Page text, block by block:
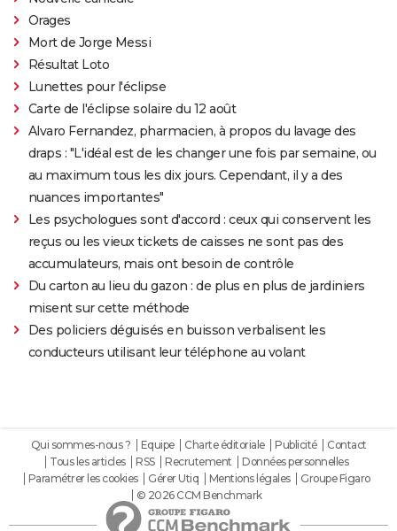
Orages
Mort de Jorge Messi
Résultat Loto
Lunettes pour l'éclipse
Carte de l'éclipse solaire du 12 août
Alvaro Fernandez, pharmacien, à propos du lavage des
draps : "L'idéal est de les changer une fois par semaine, ou
au maximum tous les dix jours. Cependant, il y a des
nuances importantes"
Les psychologues sont d'accord : ceux qui conservent les
reçus ou les vieux tickets de caisses ne sont pas des
accumulateurs, mais ont besoin de contrôle
Du carton au lieu du gazon : de plus en plus de jardiniers
misent sur cette méthode
Des policiers déguisés en buisson verbalisent les
conducteurs utilisant leur téléphone au volant
Qui sommes-nous ? Equipe Charte éditoriale Publicité
Contact
Tous les articles
RSS Recrutement
Données personnelles
Paramétrer les cookies
Gérer Utiq Mentions légales
Groupe Figaro
© 2026 CCM Benchmark